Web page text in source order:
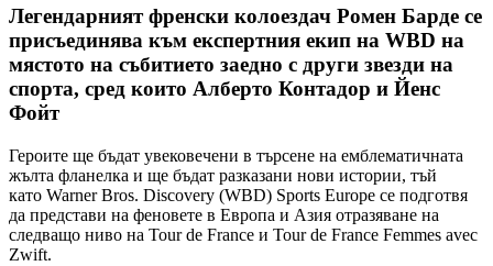
Легендарният френски колоездач Ромен Барде се
присъединява към експертния екип на WBD на
мястото на събитието заедно с други звезди на
спорта, сред които Алберто Контадор и Йенс
Фойт
Героите ще бъдат увековечени в търсене на емблематичната
жълта фланелка и ще бъдат разказани нови истории, тъй
като Warner Bros. Discovery (WBD) Sports Europe се подготвя
да представи на феновете в Европа и Азия отразяване на
следващо ниво на Tour de France и Tour de France Femmes avec
Zwift.